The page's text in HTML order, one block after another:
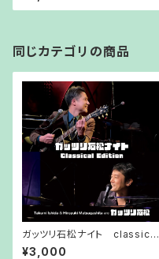
同じカテゴリの商品
ガッツリ石松ナイト classical
edition
¥3,000